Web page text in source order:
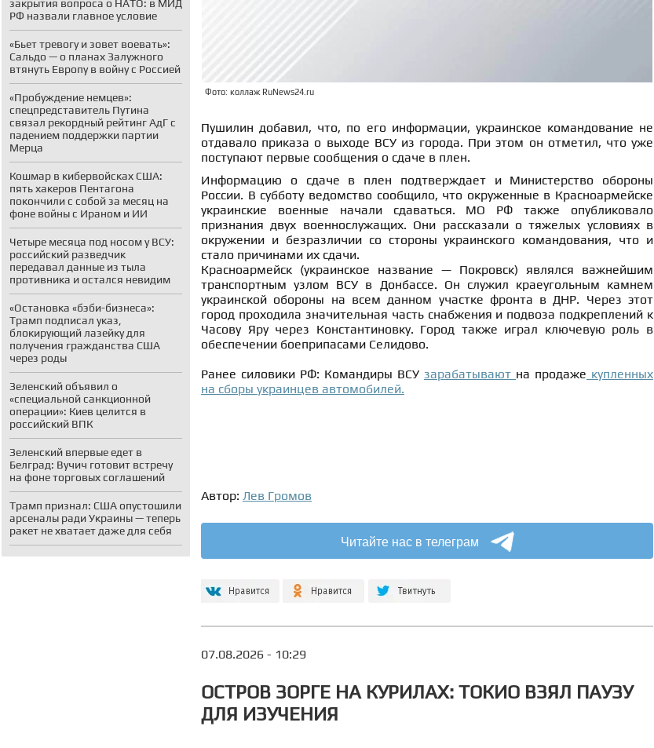
закрытия вопроса о НАТО: в МИД
РФ назвали главное условие
«Бьет тревогу и зовет воевать»:
Сальдо — о планах Залужного
втянуть Европу в войну с Россией
«Пробуждение немцев»:
спецпредставитель Путина
связал рекордный рейтинг АдГ с
падением поддержки партии
Мерца
Кошмар в кибервойсках США:
пять хакеров Пентагона
покончили с собой за месяц на
фоне войны с Ираном и ИИ
Четыре месяца под носом у ВСУ:
российский разведчик
передавал данные из тыла
противника и остался невидим
«Остановка «бэби-бизнеса»:
Трамп подписал указ,
блокирующий лазейку для
получения гражданства США
через роды
Зеленский объявил о
«специальной санкционной
операции»: Киев целится в
российский ВПК
Зеленский впервые едет в
Белград: Вучич готовит встречу
на фоне торговых соглашений
Трамп признал: США опустошили
арсеналы ради Украины — теперь
ракет не хватает даже для себя
Фото: коллаж RuNews24.ru
Пушилин добавил, что, по его информации, украинское командование не
отдавало приказа о выходе ВСУ из города. При этом он отметил, что уже
поступают первые сообщения о сдаче в плен.
Информацию о сдаче в плен подтверждает и Министерство обороны
России. В субботу ведомство сообщило, что окруженные в Красноармейске
украинские военные начали сдаваться. МО РФ также опубликовало
признания двух военнослужащих. Они рассказали о тяжелых условиях в
окружении и безразличии со стороны украинского командования, что и
стало причинами их сдачи.
Красноармейск (украинское название — Покровск) являлся важнейшим
транспортным узлом ВСУ в Донбассе. Он служил краеугольным камнем
украинской обороны на всем данном участке фронта в ДНР. Через этот
город проходила значительная часть снабжения и подвоза подкреплений к
Часову Яру через Константиновку. Город также играл ключевую роль в
обеспечении боеприпасами Селидово.
Ранее силовики РФ: Командиры ВСУ зарабатывают на продаже купленных
на сборы украинцев автомобилей.
Автор: Лев Громов
Читайте нас в телеграм
07.08.2026 - 10:29
ОСТРОВ ЗОРГЕ НА КУРИЛАХ: ТОКИО ВЗЯЛ ПАУЗУ
ДЛЯ ИЗУЧЕНИЯ